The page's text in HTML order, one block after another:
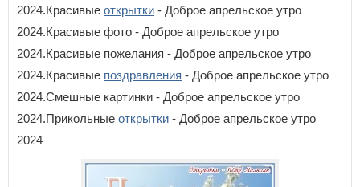
2024.Красивые открытки - Доброе апрельское утро
2024.Красивые фото - Доброе апрельское утро
2024.Красивые пожелания - Доброе апрельское утро
2024.Красивые поздравления - Доброе апрельское утро
2024.Смешные картинки - Доброе апрельское утро
2024.Прикольные открытки - Доброе апрельское утро
2024